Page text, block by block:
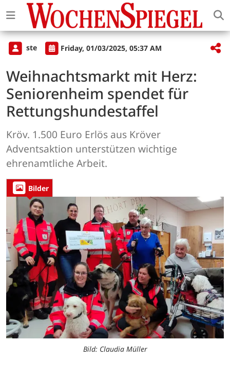
ste Friday, 01/03/2025, 05:37 AM
Weihnachtsmarkt mit Herz:
Seniorenheim spendet für
Rettungshundestaffel
Kröv. 1.500 Euro Erlös aus Kröver
Adventsaktion unterstützen wichtige
ehrenamtliche Arbeit.
Bilder
Bild: Claudia Müller